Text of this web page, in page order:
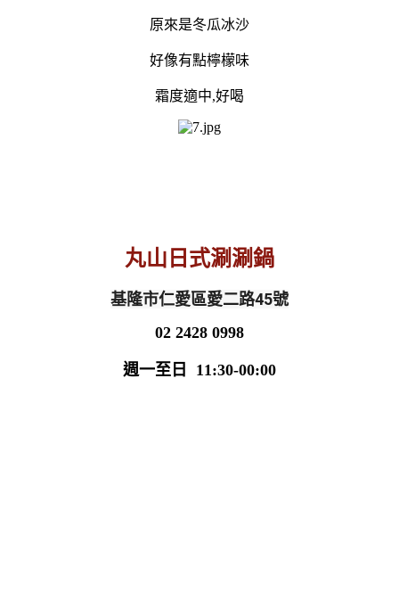
原來是冬瓜冰沙
好像有點檸檬味
霜度適中,好喝
丸山日式涮涮鍋
基隆市仁愛區愛二路45號
02 2428 0998
週一至日 11:30-00:00